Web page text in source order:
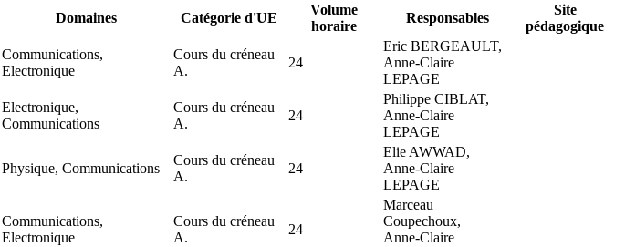
Domaines Catégorie d'UE
Volume
horaire
Responsables
Site
pédagogique
Communications,
Electronique
Cours du créneau
A.
24
Eric BERGEAULT,
Anne-Claire
LEPAGE
Electronique,
Communications
Cours du créneau
A.
24
Philippe CIBLAT,
Anne-Claire
LEPAGE
Physique, Communications
Cours du créneau
A.
24
Elie AWWAD,
Anne-Claire
LEPAGE
Communications,
Electronique
Cours du créneau
A.
24
Marceau
Coupechoux,
Anne-Claire